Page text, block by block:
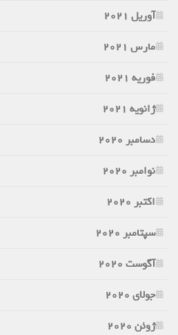
آوریل 2021
مارس 2021
فوریه 2021
ژانویه 2021
دسامبر 2020
نوامبر 2020
اکتبر 2020
سپتامبر 2020
آگوست 2020
جولای 2020
ژوئن 2020